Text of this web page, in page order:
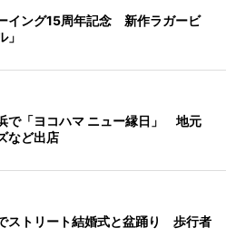
イング15周年記念 新作ラガービ
」
で「ヨコハマ ニュー縁日」 地元
など出店
ストリート結婚式と盆踊り 歩行者